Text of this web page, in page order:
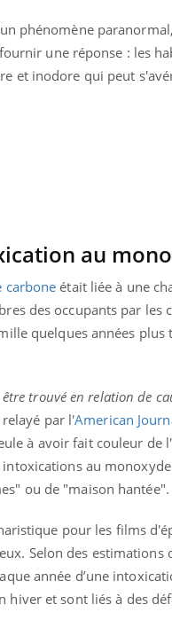
phénomène
une réponse : les
et inodore qui peut
au
carbone était liée à une
des occupants par les
quelques années
trouvé en relation de
par l'American
à avoir fait couleur de
au
ou de "maison hantée".
pour les films
Selon des estimations
année d’une
hiver et sont liés à des
!Youtube
plage, piscine,
air… Nos mains
Le
défis,